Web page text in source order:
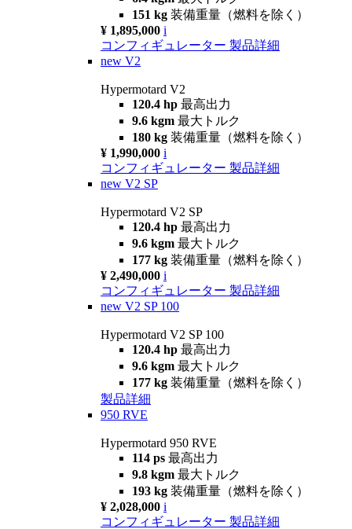
151 kg 装備重量（燃料を除く）
¥ 1,895,000 i
コンフィギュレーター 製品詳細
new V2
Hypermotard V2
120.4 hp 最高出力
9.6 kgm 最大トルク
180 kg 装備重量（燃料を除く）
¥ 1,990,000 i
コンフィギュレーター 製品詳細
new V2 SP
Hypermotard V2 SP
120.4 hp 最高出力
9.6 kgm 最大トルク
177 kg 装備重量（燃料を除く）
¥ 2,490,000 i
コンフィギュレーター 製品詳細
new V2 SP 100
Hypermotard V2 SP 100
120.4 hp 最高出力
9.6 kgm 最大トルク
177 kg 装備重量（燃料を除く）
製品詳細
950 RVE
Hypermotard 950 RVE
114 ps 最高出力
9.8 kgm 最大トルク
193 kg 装備重量（燃料を除く）
¥ 2,028,000 i
コンフィギュレーター 製品詳細